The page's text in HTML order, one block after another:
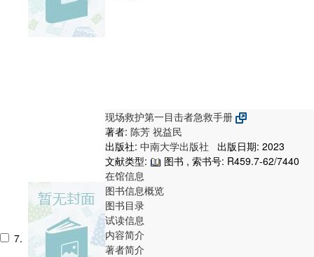
7.
现场救护第一目击者急救手册
著者: 陈芳 祝益民
出版社: 中南大学出版社
出版日期: 2023
文献类型:
图书 , 索书号: R459.7-62/7440
在馆信息
图书信息概览
图书目录
试读信息
内容简介
著者简介